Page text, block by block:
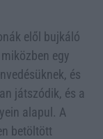
elől bujkáló
egy
és
játszódik, és a
alapul. A
betöltött